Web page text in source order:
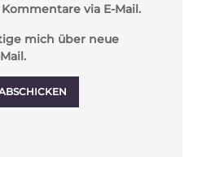
via E-Mail.
mich über neue